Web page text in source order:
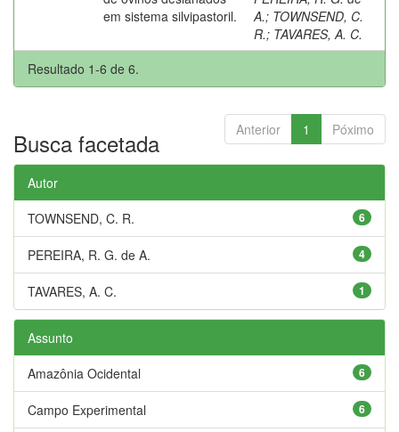
em sistema silvipastoril.
A.; TOWNSEND, C.
R.; TAVARES, A. C.
Resultado 1-6 de 6.
Anterior 1 Póximo
Busca facetada
Autor
6
TOWNSEND, C. R.
4
PEREIRA, R. G. de A.
1
TAVARES, A. C.
Assunto
6
Amazônia Ocidental
6
Campo Experimental